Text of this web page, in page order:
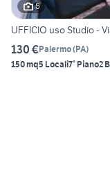
6
UFFICIO uso Studio -
130 €Palermo(PA)
150 mq5 Locali7° Piano2